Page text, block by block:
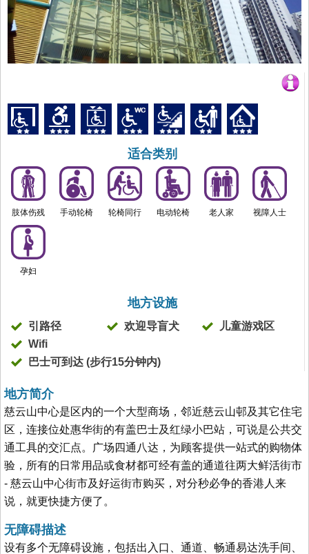
适合类别
肢体伤残 手动轮椅 轮椅同行 电动轮椅 老人家 视障人士
孕妇
地方设施
引路径 欢迎导盲犬
儿童游戏区
Wifi
巴士可到达 (步行15分钟内)
地方简介
慈云山中心是区内的一个大型商场，邻近慈云山邨及其它住宅
区，连接位处惠华街的有盖巴士及红绿小巴站，可说是公共交
通工具的交汇点。广场四通八达，为顾客提供一站式的购物体
验，所有的日常用品或食材都可经有盖的通道往两大鲜活街市
- 慈云山中心街市及好运街市购买，对分秒必争的香港人来
说，就更快捷方便了。
无障碍描述
设有多个无障碍设施，包括出入口、通道、畅通易达洗手间、